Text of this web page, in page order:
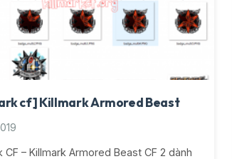
cf] Killmark Armored Beast
CF – Killmark Armored Beast CF 2 dành